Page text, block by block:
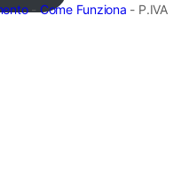
-Come Funziona - P.IVA